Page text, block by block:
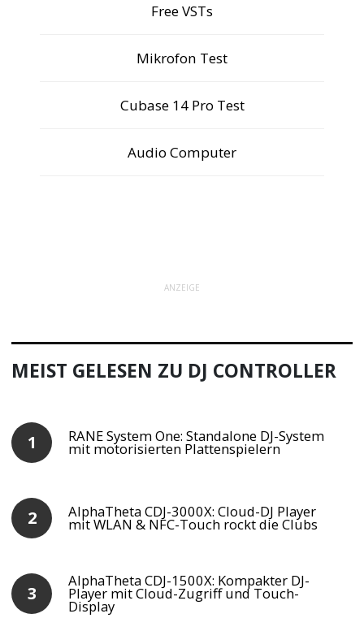
Free VSTs
Mikrofon Test
Cubase 14 Pro Test
Audio Computer
ANZEIGE
MEIST GELESEN ZU DJ CONTROLLER
RANE System One: Standalone DJ-System
mit motorisierten Plattenspielern
AlphaTheta CDJ-3000X: Cloud-DJ Player
mit WLAN & NFC-Touch rockt die Clubs
AlphaTheta CDJ-1500X: Kompakter DJ-
Player mit Cloud-Zugriff und Touch-
Display